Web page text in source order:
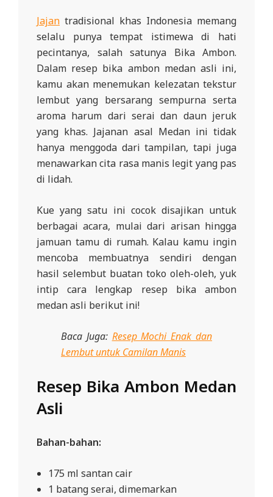
Jajan tradisional khas Indonesia memang
selalu punya tempat istimewa di hati
pecintanya, salah satunya Bika Ambon.
Dalam resep bika ambon medan asli ini,
kamu akan menemukan kelezatan tekstur
lembut yang bersarang sempurna serta
aroma harum dari serai dan daun jeruk
yang khas. Jajanan asal Medan ini tidak
hanya menggoda dari tampilan, tapi juga
menawarkan cita rasa manis legit yang pas
di lidah.
Kue yang satu ini cocok disajikan untuk
berbagai acara, mulai dari arisan hingga
jamuan tamu di rumah. Kalau kamu ingin
mencoba membuatnya sendiri dengan
hasil selembut buatan toko oleh-oleh, yuk
intip cara lengkap resep bika ambon
medan asli berikut ini!
Baca Juga: Resep Mochi Enak dan
Lembut untuk Camilan Manis
Resep Bika Ambon Medan
Asli
Bahan-bahan:
175 ml santan cair
1 batang serai, dimemarkan